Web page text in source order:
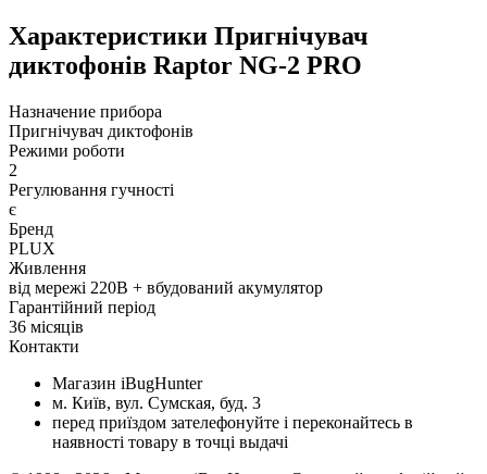
Характеристики Пригнічувач
диктофонів Raptor NG-2 PRO
Назначение прибора
Пригнічувач диктофонів
Режими роботи
2
Регулювання гучності
є
Бренд
PLUX
Живлення
від мережі 220В + вбудований акумулятор
Гарантійний період
36 місяців
Контакти
Магазин iBugHunter
м. Київ, вул. Сумская, буд. 3
перед приїздом зателефонуйте і переконайтесь в
наявності товару в точці выдачі